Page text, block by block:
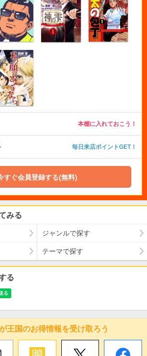
本棚に入れておこう！
毎日来店ポイントGET！
すぐ会員登録する(無料)
みる
ジャンルで探す
テーマで探す
る
王国のお得情報を受け取ろう